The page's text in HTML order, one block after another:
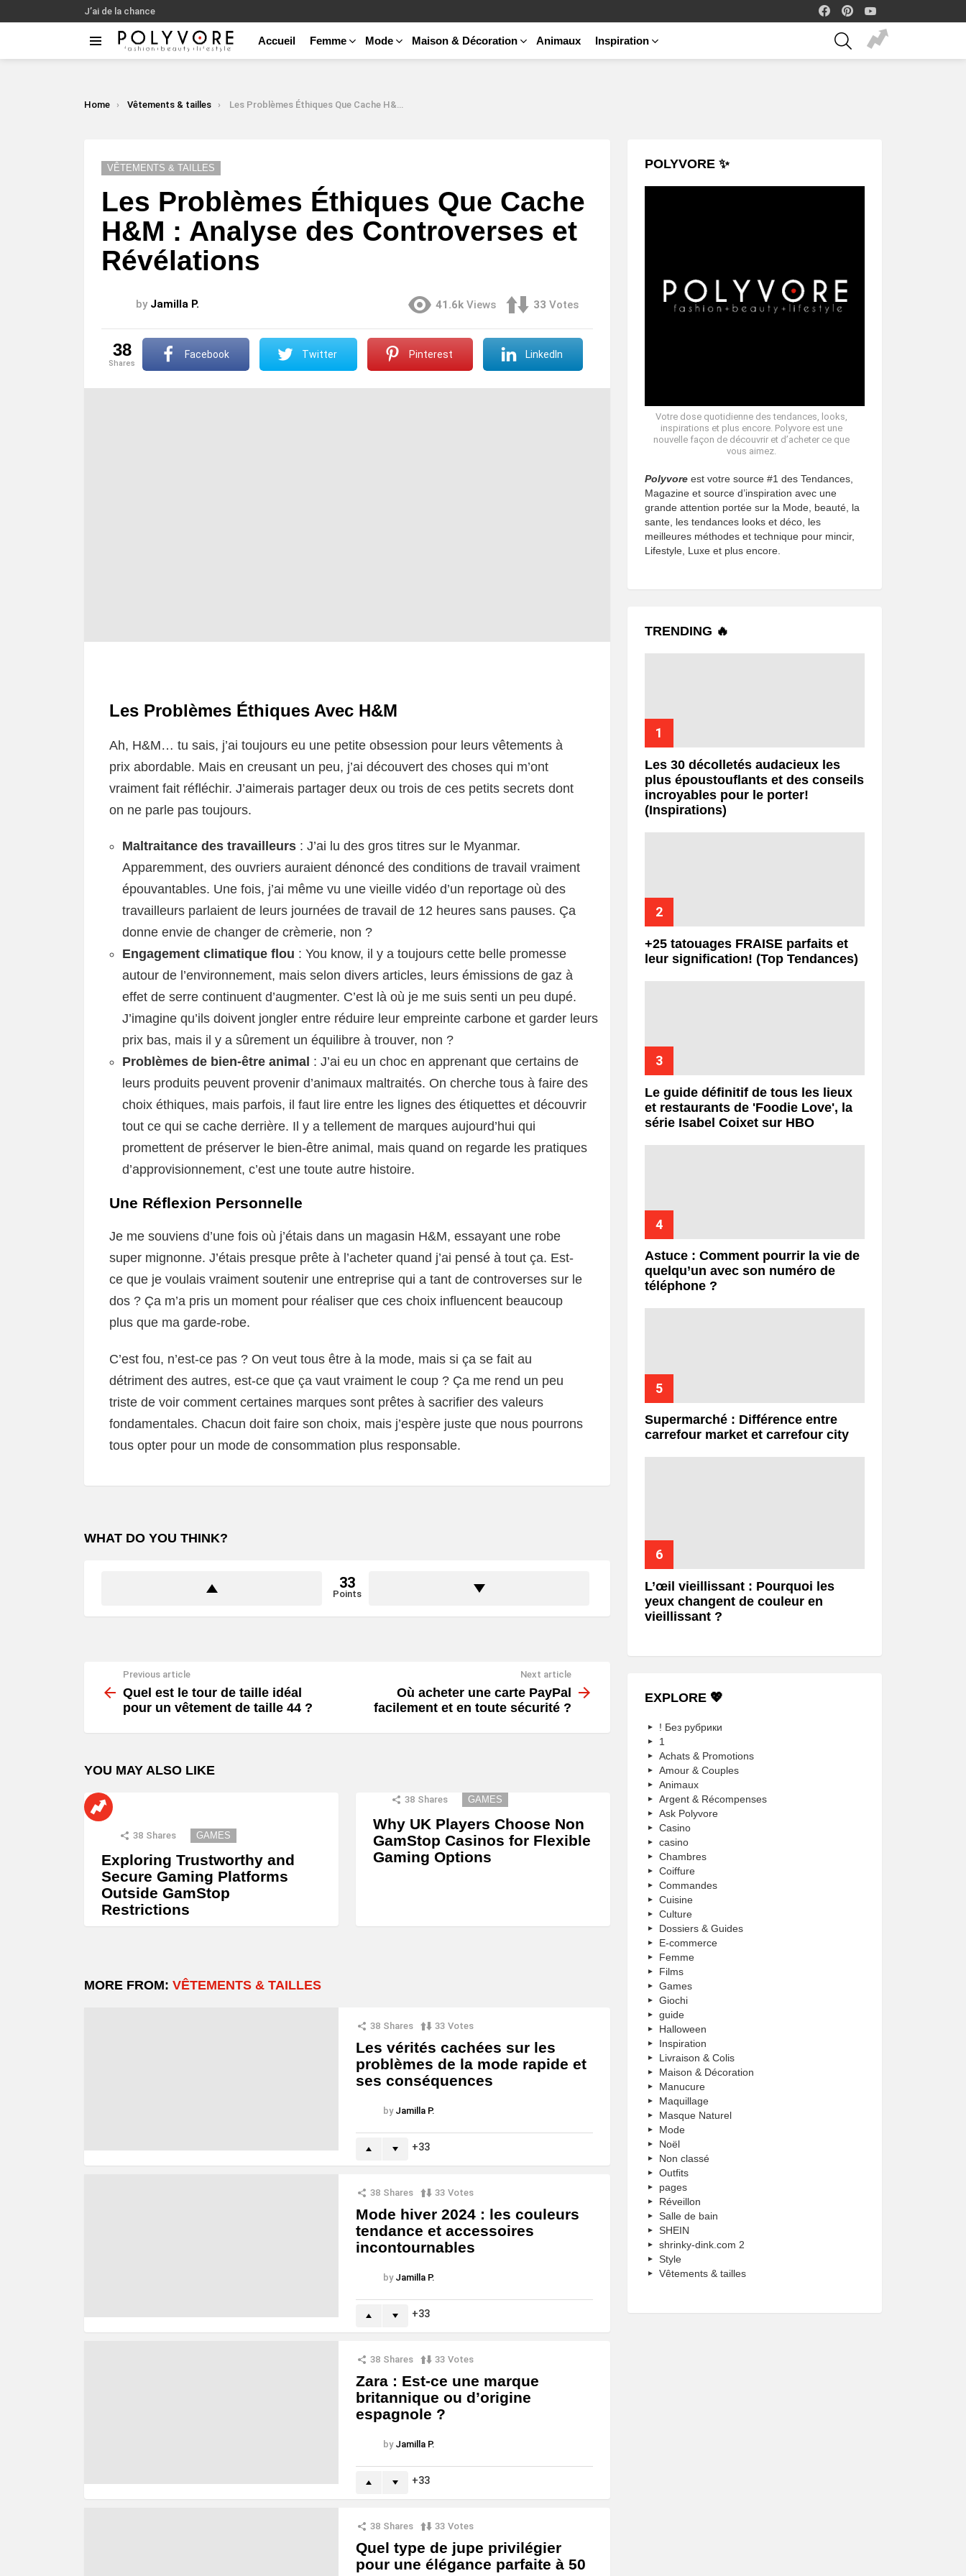
J’ai de la chance
facebook
Accueil Femme Mode Maison & Décoration Animaux Inspiration
SEARCH
You are here:
Home Vêtements & tailles Les Problèmes Éthiques Que Cache H&M : Analyse des Controverses et Révélations
VÊTEMENTS & TAILLES
Les Problèmes Éthiques Que Cache
H&M : Analyse des Controverses et
Révélations
by Jamilla P. 41.6k Views 33 Votes
38
shares
Facebook Twitter Pinterest LinkedIn
Les Problèmes Éthiques Avec H&M
Ah, H&M… tu sais, j’ai toujours eu une petite obsession pour leurs vêtements à
prix abordable. Mais en creusant un peu, j’ai découvert des choses qui m’ont
vraiment fait réfléchir. J’aimerais partager deux ou trois de ces petits secrets dont
on ne parle pas toujours.
Maltraitance des travailleurs : J’ai lu des gros titres sur le Myanmar.
Apparemment, des ouvriers auraient dénoncé des conditions de travail vraiment
épouvantables. Une fois, j’ai même vu une vieille vidéo d’un reportage où des
travailleurs parlaient de leurs journées de travail de 12 heures sans pauses. Ça
donne envie de changer de crèmerie, non ?
Engagement climatique flou : You know, il y a toujours cette belle promesse
autour de l’environnement, mais selon divers articles, leurs émissions de gaz à
effet de serre continuent d’augmenter. C’est là où je me suis senti un peu dupé.
J’imagine qu’ils doivent jongler entre réduire leur empreinte carbone et garder leurs
prix bas, mais il y a sûrement un équilibre à trouver, non ?
Problèmes de bien-être animal : J’ai eu un choc en apprenant que certains de
leurs produits peuvent provenir d’animaux maltraités. On cherche tous à faire des
choix éthiques, mais parfois, il faut lire entre les lignes des étiquettes et découvrir
tout ce qui se cache derrière. Il y a tellement de marques aujourd’hui qui
promettent de préserver le bien-être animal, mais quand on regarde les pratiques
d’approvisionnement, c’est une toute autre histoire.
Une Réflexion Personnelle
Je me souviens d’une fois où j’étais dans un magasin H&M, essayant une robe
super mignonne. J’étais presque prête à l’acheter quand j’ai pensé à tout ça. Est-
ce que je voulais vraiment soutenir une entreprise qui a tant de controverses sur le
dos ? Ça m’a pris un moment pour réaliser que ces choix influencent beaucoup
plus que ma garde-robe.
C’est fou, n’est-ce pas ? On veut tous être à la mode, mais si ça se fait au
détriment des autres, est-ce que ça vaut vraiment le coup ? Ça me rend un peu
triste de voir comment certaines marques sont prêtes à sacrifier des valeurs
fondamentales. Chacun doit faire son choix, mais j’espère juste que nous pourrons
tous opter pour un mode de consommation plus responsable.
WHAT DO YOU THINK?
33
Points
more
Previous article
Quel est le tour de taille idéal
pour un vêtement de taille 44 ?
Next article
Où acheter une carte PayPal
facilement et en toute sécurité ?
YOU MAY ALSO LIKE
38 Shares GAMES
Exploring Trustworthy and
Secure Gaming Platforms
Outside GamStop
Restrictions
38 Shares GAMES
Why UK Players Choose Non
GamStop Casinos for Flexible
Gaming Options
MORE FROM: VÊTEMENTS & TAILLES
38 Shares 33 Votes
Les vérités cachées sur les
problèmes de la mode rapide et
ses conséquences
by Jamilla P.
33
38 Shares 33 Votes
Mode hiver 2024 : les couleurs
tendance et accessoires
incontournables
by Jamilla P.
33
38 Shares 33 Votes
Zara : Est-ce une marque
britannique ou d’origine
espagnole ?
by Jamilla P.
33
38 Shares 33 Votes
Quel type de jupe privilégier
pour une élégance parfaite à 50
POLYVORE ✨
Votre dose quotidienne des tendances, looks,
inspirations et plus encore. Polyvore est une
nouvelle façon de découvrir et d’acheter ce que
vous aimez.
Polyvore est votre source #1 des Tendances,
Magazine et source d’inspiration avec une
grande attention portée sur la Mode, beauté, la
sante, les tendances looks et déco, les
meilleures méthodes et technique pour mincir,
Lifestyle, Luxe et plus encore.
TRENDING 🔥
Les 30 décolletés audacieux les
plus époustouflants et des conseils
incroyables pour le porter!
(Inspirations)
+25 tatouages ​​FRAISE parfaits et
leur signification! (Top Tendances)
Le guide définitif de tous les lieux
et restaurants de 'Foodie Love', la
série Isabel Coixet sur HBO
Astuce : Comment pourrir la vie de
quelqu’un avec son numéro de
téléphone ?
Supermarché : Différence entre
carrefour market et carrefour city
L’œil vieillissant : Pourquoi les
yeux changent de couleur en
vieillissant ?
EXPLORE 💖
! Без рубрики
1
Achats & Promotions
Amour & Couples
Animaux
Argent & Récompenses
Ask Polyvore
Casino
casino
Chambres
Coiffure
Commandes
Cuisine
Culture
Dossiers & Guides
E-commerce
Femme
Films
Games
Giochi
guide
Halloween
Inspiration
Livraison & Colis
Maison & Décoration
Manucure
Maquillage
Masque Naturel
Mode
Noël
Non classé
Outfits
pages
Réveillon
Salle de bain
SHEIN
shrinky-dink.com 2
Style
Vêtements & tailles